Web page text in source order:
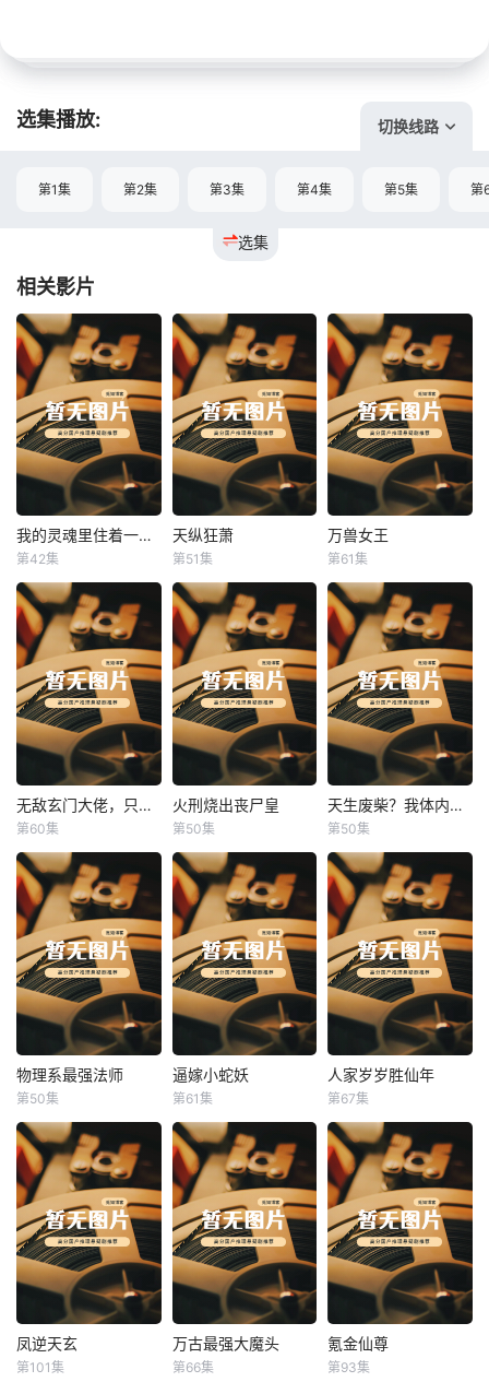
选集播放: 切换线路
选集
第1集 第2集 第3集 第4集 第5集 第
相关影片
我的灵魂里住着一条龙 我的灵魂里住着一条龙
第42集
天纵狂萧
天纵狂萧
第51集
万兽女王
万兽女王
第61集
无敌玄门大佬，只听姐姐的话 无敌玄门大佬，只听姐姐的话
第60集
火刑烧出丧尸皇
火刑烧出丧尸皇
第50集
天生废柴？我体内有神血 天生废柴？我体内有神血
第50集
物理系最强法师
物理系最强法师
第50集
逼嫁小蛇妖
逼嫁小蛇妖
第61集
人家岁岁胜仙年
人家岁岁胜仙年
第67集
凤逆天玄
凤逆天玄
第101集
万古最强大魔头
万古最强大魔头
第66集
氪金仙尊
氪金仙尊
第93集